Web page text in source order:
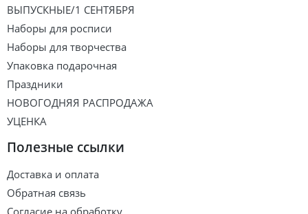
ВЫПУСКНЫЕ/1 СЕНТЯБРЯ
Наборы для росписи
Наборы для творчества
Упаковка подарочная
Праздники
НОВОГОДНЯЯ РАСПРОДАЖА
УЦЕНКА
Полезные ссылки
Доставка и оплата
Обратная связь